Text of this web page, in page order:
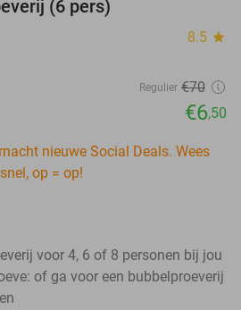
(6 pers)
8.5 star
Regulier €70
€6,50
nieuwe Social Deals. Wees
snel, op = op!
voor 4, 6 of 8 personen bij jou
of ga voor een bubbelproeverij